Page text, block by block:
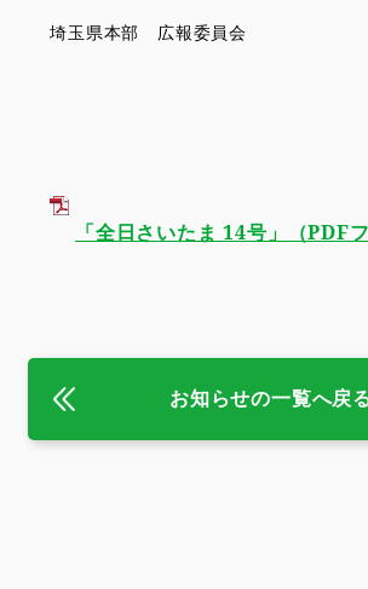
埼玉県本部 広報委員会
「全日さいたま 14号」（PDF
お知らせの一覧へ戻